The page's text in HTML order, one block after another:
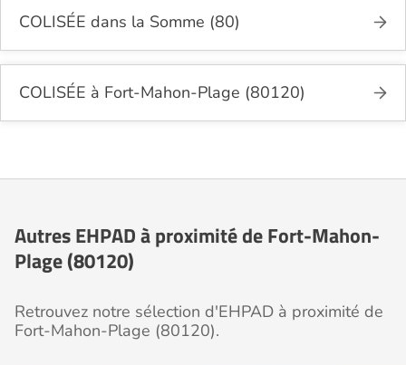
COLISÉE dans la Somme (80)
COLISÉE à Fort-Mahon-Plage (80120)
Autres EHPAD à proximité de Fort-Mahon-
Plage (80120)
Retrouvez notre sélection d'EHPAD à proximité de
Fort-Mahon-Plage (80120).